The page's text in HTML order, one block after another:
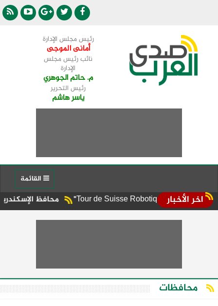
رئيس مجلس الإدارة
أمانى الموجى
نائب رئيس مجلس
الإدارة
م. حاتم الجوهري
رئيس التحرير
ياسر هاشم
اخر الأخبار محافظ الإسكندرية يوجه برفع
محافظات